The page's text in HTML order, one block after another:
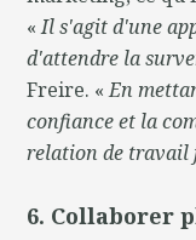
«Il s'agit d'une
d'attendre la
Freire. «En
confiance et la
relation de travail
6. Collaborer